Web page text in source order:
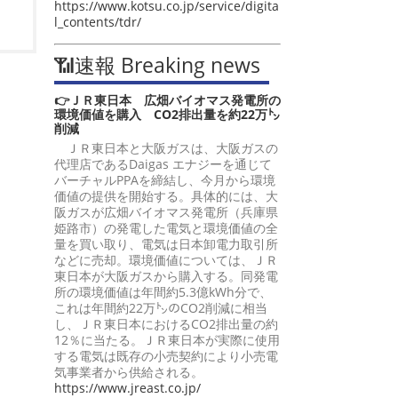
https://www.kotsu.co.jp/service/digita
l_contents/tdr/
📶速報 Breaking news
👉ＪＲ東日本 広畑バイオマス発電所の
環境価値を購入 CO2排出量を約22万㌧
削減
ＪＲ東日本と大阪ガスは、大阪ガスの
代理店であるDaigas エナジーを通じて
バーチャルPPAを締結し、今月から環境
価値の提供を開始する。具体的には、大
阪ガスが広畑バイオマス発電所（兵庫県
姫路市）の発電した電気と環境価値の全
量を買い取り、電気は日本卸電力取引所
などに売却。環境価値については、ＪＲ
東日本が大阪ガスから購入する。同発電
所の環境価値は年間約5.3億kWh分で、
これは年間約22万㌧のCO2削減に相当
し、ＪＲ東日本におけるCO2排出量の約
12％に当たる。ＪＲ東日本が実際に使用
する電気は既存の小売契約により小売電
気事業者から供給される。
https://www.jreast.co.jp/